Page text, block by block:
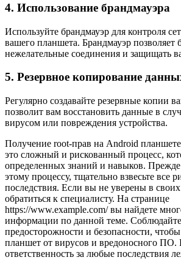
4. Использование брандмауэра
Используйте брандмауэр для контроля
вашего планшета. Брандмауэр позволяет
нежелательные соединения и защищать
5. Резервное копирование
Регулярно создавайте резервные копии
позволит вам восстановить данные в
вирусом или повреждения устройства.
Получение root-прав на Android
это сложный и рискованный процесс,
определенных знаний и навыков.
этому процессу, тщательно взвесьте все
последствия. Если вы не уверены в
обратиться к специалисту. На странице
https://www.example.com/ вы найдете
информации по данной теме.
предосторожности и безопасности,
планшет от вирусов и вредоносного ПО.
ответственность за любые последствия